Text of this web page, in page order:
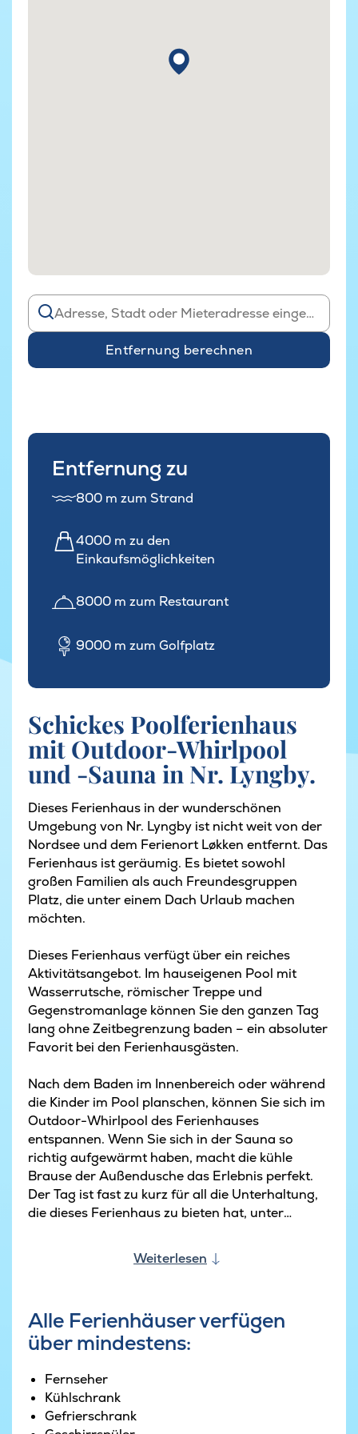
Entfernung berechnen
Entfernung zu
800 m zum Strand
4000 m zu den
Einkaufsmöglichkeiten
8000 m zum Restaurant
9000 m zum Golfplatz
Schickes Poolferienhaus
mit Outdoor-Whirlpool
und -Sauna in Nr. Lyngby.
Dieses Ferienhaus in der wunderschönen
Umgebung von Nr. Lyngby ist nicht weit von der
Nordsee und dem Ferienort Løkken entfernt. Das
Ferienhaus ist geräumig. Es bietet sowohl
großen Familien als auch Freundesgruppen
Platz, die unter einem Dach Urlaub machen
möchten.
Dieses Ferienhaus verfügt über ein reiches
Aktivitätsangebot. Im hauseigenen Pool mit
Wasserrutsche, römischer Treppe und
Gegenstromanlage können Sie den ganzen Tag
lang ohne Zeitbegrenzung baden – ein absoluter
Favorit bei den Ferienhausgästen.
Nach dem Baden im Innenbereich oder während
die Kinder im Pool planschen, können Sie sich im
Outdoor-Whirlpool des Ferienhauses
entspannen. Wenn Sie sich in der Sauna so
richtig aufgewärmt haben, macht die kühle
Brause der Außendusche das Erlebnis perfekt.
Der Tag ist fast zu kurz für all die Unterhaltung,
die dieses Ferienhaus zu bieten hat, unter
viele Möglichkeiten, gemeinsam zu spielen und
Spaß zu haben. Spielen Sie eine Runde Billard,
hauseigenen Bar mit Kühlschrank genießen. In
diesem Raum finden Sie auch eine Sofagruppe,
einen Film ansehen können.
In der Mitte des Ferienhauses befindet sich der
Weiterlesen
Alle Ferienhäuser verfügen
über mindestens:
Fernseher
Kühlschrank
Gefrierschrank